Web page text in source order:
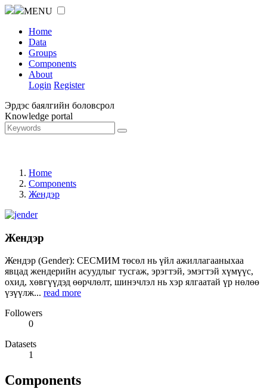
MENU
Home
Data
Groups
Components
About
Login Register
Эрдэс баялгийн боловсрол
Knowledge portal
Home
Components
Жендэр
Жендэр
Жендэр (Gender): СЕСМИМ төсөл нь үйл ажиллагааныхаа
явцад жендерийн асуудлыг тусгаж, эрэгтэй, эмэгтэй хүмүүс,
охид, хөвгүүдэд өөрчлөлт, шинэчлэл нь хэр ялгаатай үр нөлөө
үзүүлж... read more
Followers
0
Datasets
1
Components